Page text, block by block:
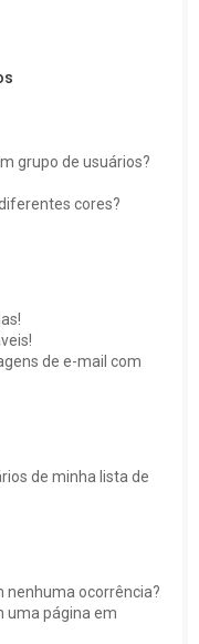
grupo de usuários?
cores?
de e-mail com
de minha lista de
nenhuma ocorrência?
uma página em